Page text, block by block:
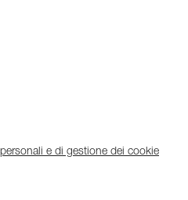
e di gestione dei cookie